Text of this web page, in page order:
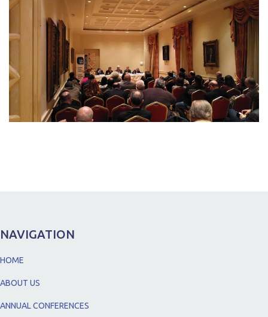
NAVIGATION
HOME
ABOUT US
ANNUAL CONFERENCES